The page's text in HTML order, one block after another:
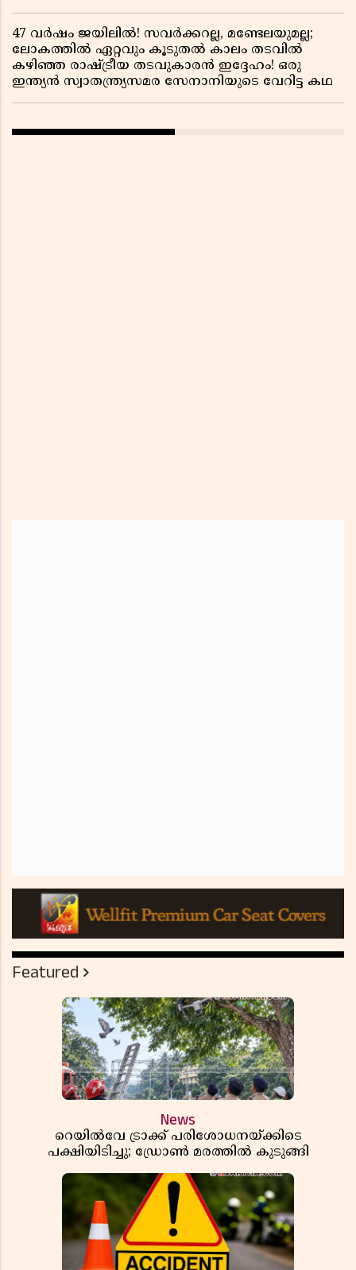
47 വർഷം ജയിലിൽ! സവർക്കറല്ല, മണ്ടേലയുമല്ല;
ലോകത്തിൽ ഏറ്റവും കൂടുതൽ കാലം തടവിൽ
കഴിഞ്ഞ രാഷ്ട്രീയ തടവുകാരൻ ഇദ്ദേഹം! ഒരു
ഇന്ത്യൻ സ്വാതന്ത്ര്യസമര സേനാനിയുടെ വേറിട്ട കഥ
Featured
News
റെയിൽവേ ട്രാക്ക് പരിശോധനയ്ക്കിടെ
പക്ഷിയിടിച്ചു; ഡ്രോൺ മരത്തിൽ കുടുങ്ങി